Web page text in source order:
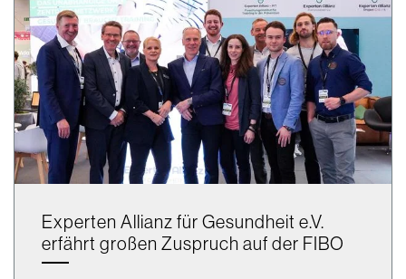
Experten Allianz für Gesundheit e.V.
erfährt großen Zuspruch auf der FIBO